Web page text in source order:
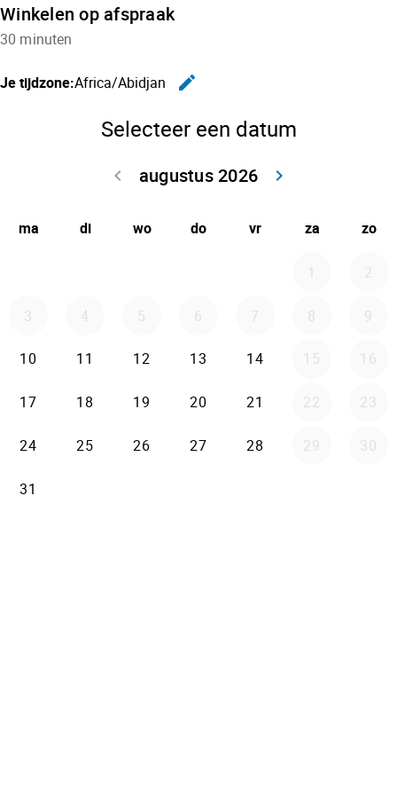
Winkelen op afspraak
30 minuten
Je tijdzone:Africa/Abidjan
edit
Selecteer een datum
augustus 2026
keyboard_arrow_left
keyboard_arrow_right
ma di wo do vr za zo
1 2
3 4 5 6 7 8 9
10 11 12 13 14 15 16
17 18 19 20 21 22 23
24 25 26 27 28 29 30
31